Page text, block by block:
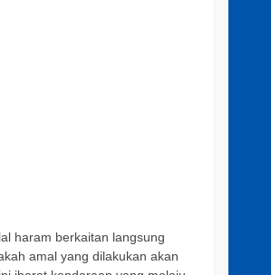
haram berkaitan langsung
amal yang dilakukan akan